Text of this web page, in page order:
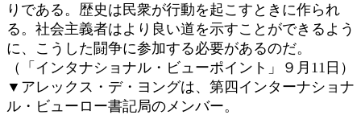
りである。歴史は民衆が行動を起こすときに作られ
る。社会主義者はより良い道を示すことができるよう
に、こうした闘争に参加する必要があるのだ。
（「インタナショナル・ビューポイント」９月11日）
▼アレックス・デ・ヨングは、第四インターナショナ
ル・ビューロー書記局のメンバー。